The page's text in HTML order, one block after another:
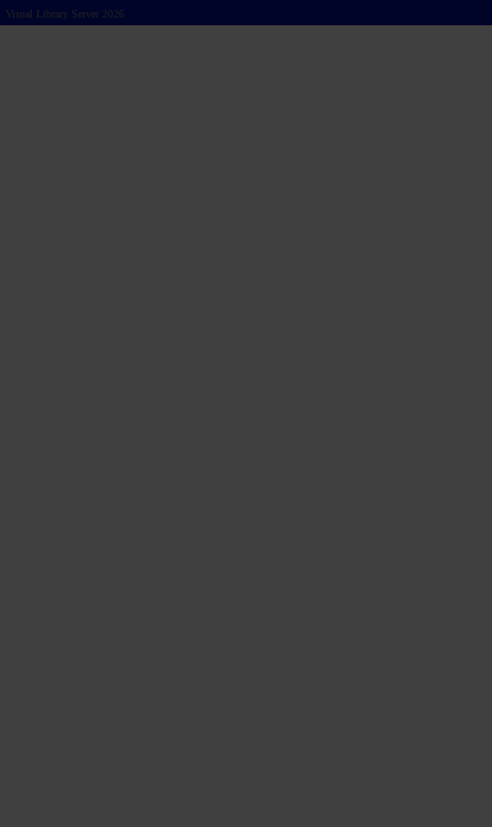
Visual Library Server 2026